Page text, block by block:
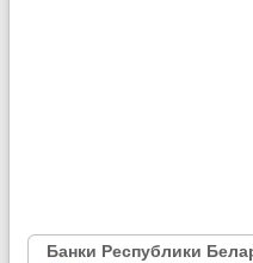
Банки Республики